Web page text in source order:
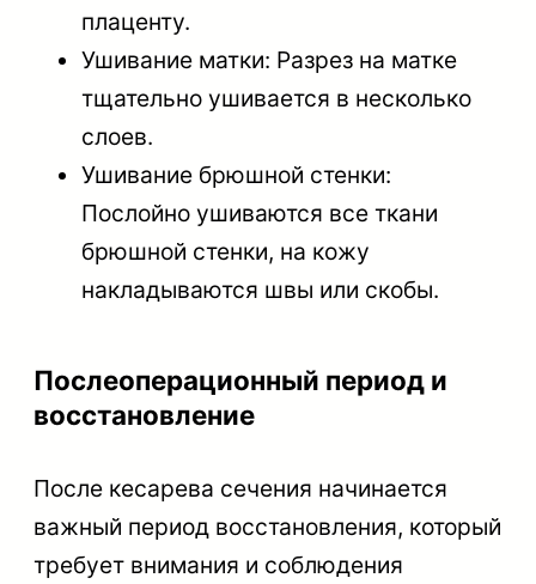
плаценту.
Ушивание матки: Разрез на матке
тщательно ушивается в несколько
слоев.
Ушивание брюшной стенки:
Послойно ушиваются все ткани
брюшной стенки, на кожу
накладываются швы или скобы.
Послеоперационный период и
восстановление
После кесарева сечения начинается
важный период восстановления, который
требует внимания и соблюдения